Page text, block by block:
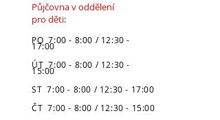
Půjčovna v oddělení
pro děti:
PO 7:00 - 8:00 / 12:30 -
17:00
ÚT 7:00 - 8:00 / 12:30 -
15:00
ST 7:00 - 8:00 / 12:30 - 17:00
ČT 7:00 - 8:00 / 12:30 - 15:00